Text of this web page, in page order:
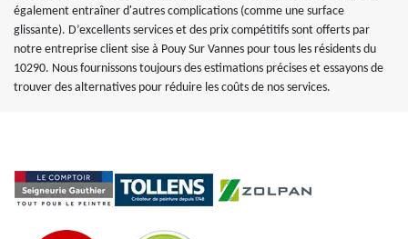
également entraîner d'autres complications (comme une surface
glissante). D’excellents services et des prix compétitifs sont offerts par
notre entreprise client sise à Pouy Sur Vannes pour tous les résidents du
10290. Nous fournissons toujours des estimations précises et essayons de
trouver des alternatives pour réduire les coûts de nos services.